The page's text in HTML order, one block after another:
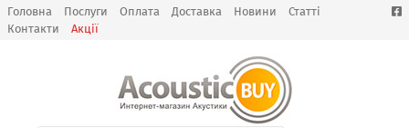
Головна Послуги Оплата Доставка Новини
Статті
Контакти
Акції